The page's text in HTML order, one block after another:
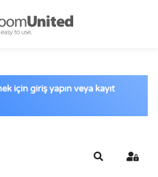
için giriş yapın veya kayıt
Ara Giriş